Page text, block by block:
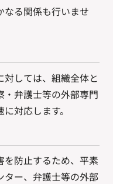
なる関係も行いませ
しては、組織全体と
・弁護士等の外部専門
対応します。
を防止するため、平素
ター、弁護士等の外部